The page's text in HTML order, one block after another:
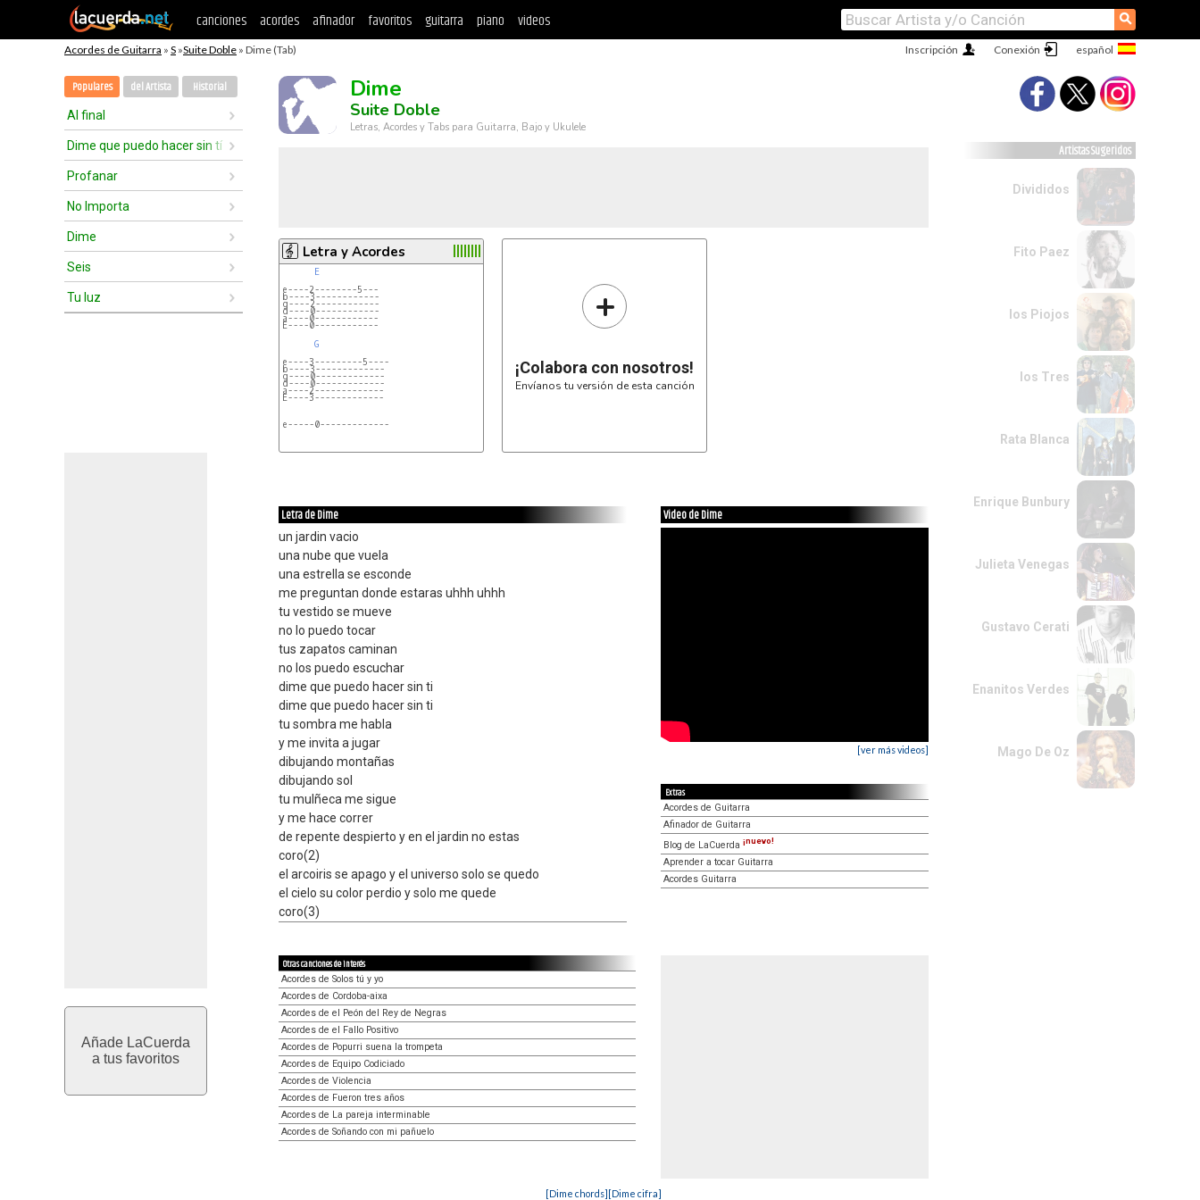
canciones acordes afinador favoritos guitarra piano videos ⚲
Acordes de Guitarra » S »Suite Doble » Dime (Tab) Conexión
Inscripción
Populares del Artista Historial
Al final
Dime que puedo hacer sin tí
Profanar
No Importa
Dime
Seis
Tu luz
Añade LaCuerda
a tus favoritos
Dime
Suite Doble
Letras, Acordes y Tabs para Guitarra, Bajo y Ukulele
Letra y Acordes
E
e----2--------5---
b----3------------
g----2------------
d----0------------
a----0------------
E----0------------
G
e----3---------5----
b----3-------------
g----0-------------
d----0-------------
a----2-------------
E----3-------------
e-----0-------------
+
¡Colabora con nosotros!
Envíanos tu versión de esta canción
Letra de Dime
un jardin vacio
una nube que vuela
una estrella se esconde
me preguntan donde estaras uhhh uhhh
tu vestido se mueve
no lo puedo tocar
tus zapatos caminan
no los puedo escuchar
dime que puedo hacer sin ti
dime que puedo hacer sin ti
tu sombra me habla
y me invita a jugar
dibujando montañas
dibujando sol
tu mulñeca me sigue
y me hace correr
de repente despierto y en el jardin no estas
coro(2)
el arcoiris se apago y el universo solo se quedo
el cielo su color perdio y solo me quede
coro(3)
Video de Dime
[ver más videos]
Extras
Acordes de Guitarra
Afinador de Guitarra
Blog de LaCuerda ¡nuevo!
Aprender a tocar Guitarra
Acordes Guitarra
Otras canciones de interés
Acordes de Solos tú y yo
Acordes de Cordoba-aixa
Acordes de el Peón del Rey de Negras
Acordes de el Fallo Positivo
Acordes de Popurri suena la trompeta
Acordes de Equipo Codiciado
Acordes de Violencia
Acordes de Fueron tres años
Acordes de La pareja interminable
Acordes de Soñando con mi pañuelo
[Dime chords][Dime cifra]
Artistas Sugeridos
Divididos
Fito Paez
los Piojos
los Tres
Rata Blanca
Enrique Bunbury
Julieta Venegas
Gustavo Cerati
Enanitos Verdes
Mago De Oz